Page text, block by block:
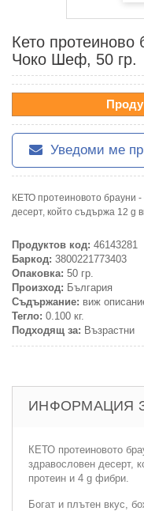
Кето протеиново
Чоко Шеф, 50 гр.
Уведоми ме
КЕТО протеиновото брауни -
десерт, който съдържа 12 g
Продуктов код: 46143281
Баркод: 3800221773403
Опаковка: 50 гр.
Произход: България
Съдържание: виж
Тегло: 0.100 кг.
Подходящ за: Възрастни
ИНФОРМАЦИЯ
КЕТО протеиновото
здравословен десерт,
протеин и 4 g фибри.
Богат и плътен вкус,